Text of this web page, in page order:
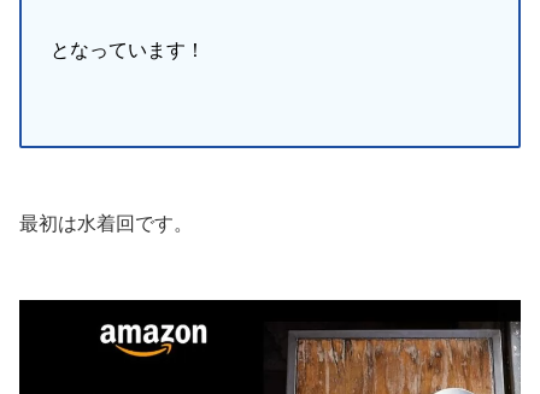
となっています！
最初は水着回です。